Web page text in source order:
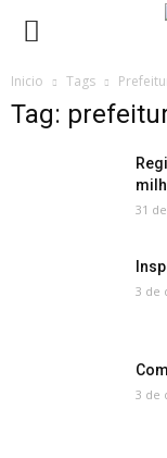
Inicio Tags
Tag:
31
3 de
3 de